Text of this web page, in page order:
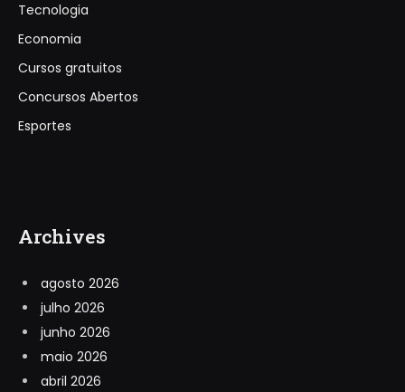
Tecnologia
Economia
Cursos gratuitos
Concursos Abertos
Esportes
Archives
agosto 2026
julho 2026
junho 2026
maio 2026
abril 2026